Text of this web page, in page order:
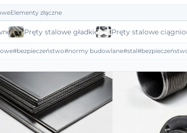
Elementy złączne
Pręty stalowe gładkie Pręty stalowe
#bezpieczeństwo#normy budowlane#stal